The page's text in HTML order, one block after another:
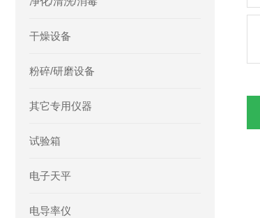
干燥设备
粉碎/研磨设备
其它专用仪器
试验箱
电子天平
电导率仪